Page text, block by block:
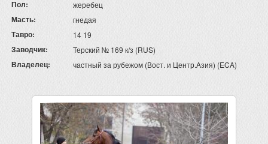
Пол: жеребец
Масть: гнедая
Тавро: 14 19
Заводчик: Терский № 169 к/з (RUS)
Владелец: частный за рубежом (Вост. и Центр.Азия) (ECA)